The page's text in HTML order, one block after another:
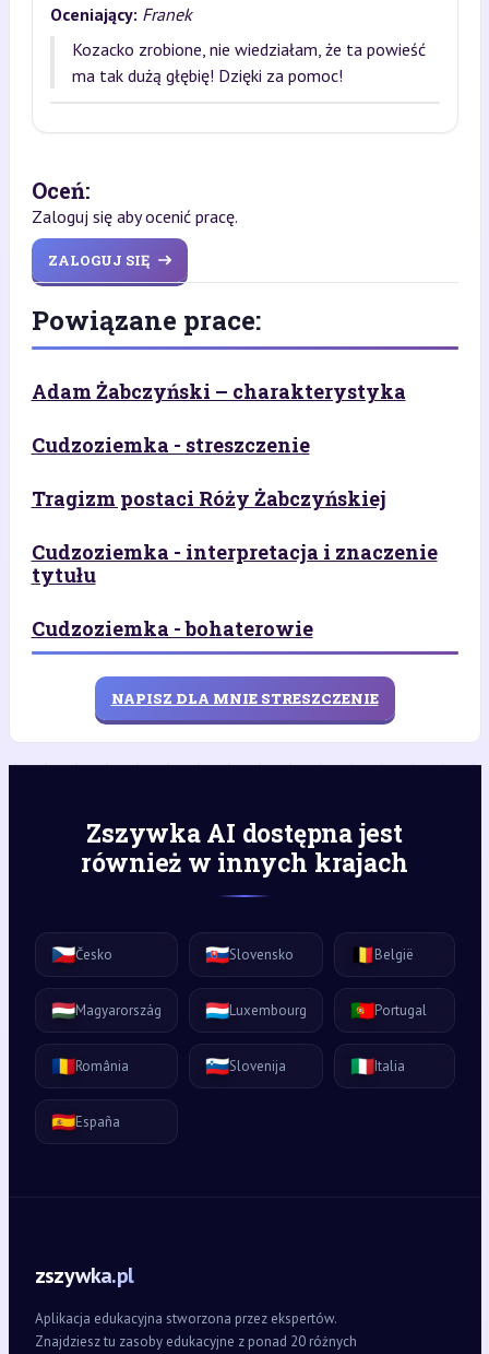
Oceniający: Franek
Kozacko zrobione, nie wiedziałam, że ta powieść
ma tak dużą głębię! Dzięki za pomoc!
Oceń:
Zaloguj się aby ocenić pracę.
ZALOGUJ SIĘ
Powiązane prace:
Adam Żabczyński – charakterystyka
Cudzoziemka - streszczenie
Tragizm postaci Róży Żabczyńskiej
Cudzoziemka - interpretacja i znaczenie
tytułu
Cudzoziemka - bohaterowie
NAPISZ DLA MNIE STRESZCZENIE
Zszywka AI dostępna jest
również w innych krajach
🇨🇿Česko 🇸🇰Slovensko 🇧🇪België
🇭🇺Magyarország 🇱🇺Luxembourg 🇵🇹Portugal
🇷🇴România 🇸🇮Slovenija 🇮🇹Italia
🇪🇸España
zszywka.pl
Aplikacja edukacyjna stworzona przez ekspertów.
Znajdziesz tu zasoby edukacyjne z ponad 20 różnych